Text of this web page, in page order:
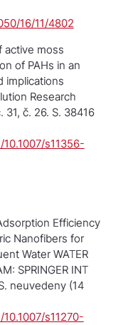
16/11/4802
active moss
of PAHs in an
implications
Research
31, č. 26. S. 38416
s11356-
Efficiency
Nanofibers for
Water WATER
SPRINGER INT
neuvedeny (14
s11270-